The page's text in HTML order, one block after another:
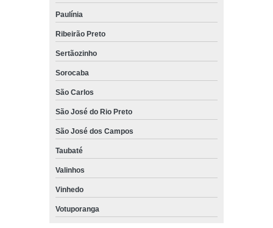
Paulínia
Ribeirão Preto
Sertãozinho
Sorocaba
São Carlos
São José do Rio Preto
São José dos Campos
Taubaté
Valinhos
Vinhedo
Votuporanga